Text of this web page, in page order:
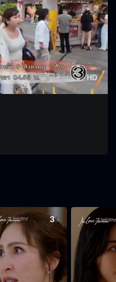
Settings